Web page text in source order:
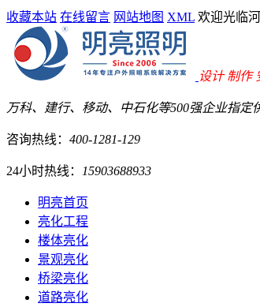
收藏本站 在线留言 网站地图 XML 欢迎光临
设计 制作
万科、建行、移动、中石化等500强企业指定
咨询热线： 400-1281-129
24小时热线： 15903688933
明亮首页
亮化工程
楼体亮化
景观亮化
桥梁亮化
道路亮化